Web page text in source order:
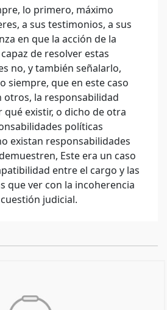
lo primero, máximo
a sus testimonios, a sus
en que la acción de la
de resolver estas
no, y también señalarlo,
siempre, que en este caso
otros, la responsabilidad
existir, o dicho de otra
políticas
existan responsabilidades
Este era un caso
entre el cargo y las
que ver con la incoherencia
judicial.